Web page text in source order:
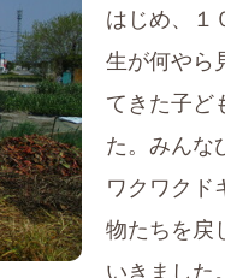
はじめ、１
生が何やら
てきた子ど
た。みんな
ワクワクド
物たちを戻
いきました。